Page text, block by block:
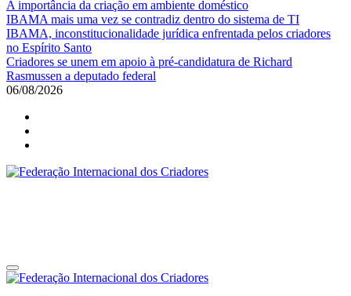
A importância da criação em ambiente doméstico
IBAMA mais uma vez se contradiz dentro do sistema de TI
IBAMA, inconstitucionalidade jurídica enfrentada pelos criadores
no Espírito Santo
Criadores se unem em apoio à pré-candidatura de Richard
Rasmussen a deputado federal
06/08/2026